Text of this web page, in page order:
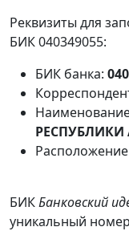
Реквизиты для
БИК 040349055:
БИК банка:
РЕСПУБЛИКИ
БИКБанковский
уникальный